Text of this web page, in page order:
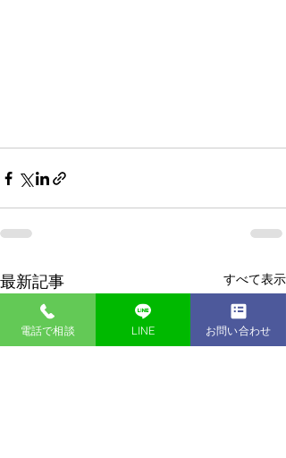
最新記事 すべて表示
電話で相談 LINE お問い合わせ